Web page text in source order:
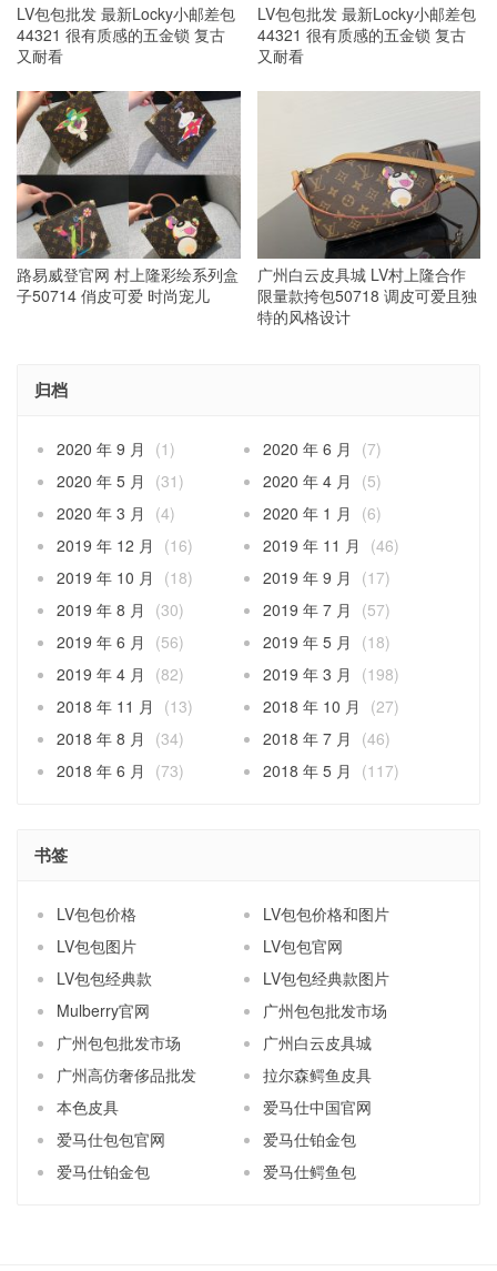
LV包包批发 最新Locky小邮差包
44321 很有质感的五金锁 复古
又耐看
LV包包批发 最新Locky小邮差包
44321 很有质感的五金锁 复古
又耐看
路易威登官网 村上隆彩绘系列盒
子50714 俏皮可爱 时尚宠儿
广州白云皮具城 LV村上隆合作
限量款挎包50718 调皮可爱且独
特的风格设计
归档
2020 年 9 月 (1) 2020 年 6 月
(7)
2020 年 5 月
(31) 2020 年 4 月
(5)
2020 年 3 月
(4) 2020 年 1 月
(6)
2019 年 12 月
(16) 2019 年 11 月
(46)
2019 年 10 月
(18) 2019 年 9 月
(17)
2019 年 8 月
(30) 2019 年 7 月
(57)
2019 年 6 月
(56) 2019 年 5 月
(18)
2019 年 4 月
(82) 2019 年 3 月
(198)
2018 年 11 月
(13) 2018 年 10 月
(27)
2018 年 8 月
(34) 2018 年 7 月
(46)
2018 年 6 月
(73) 2018 年 5 月 (117)
书签
LV包包价格
LV包包价格和图片
LV包包图片
LV包包官网
LV包包经典款
LV包包经典款图片
Mulberry官网
广州包包批发市场
广州包包批发市场
广州白云皮具城
广州高仿奢侈品批发
拉尔森鳄鱼皮具
本色皮具
爱马仕中国官网
爱马仕包包官网
爱马仕铂金包
爱马仕铂金包
爱马仕鳄鱼包